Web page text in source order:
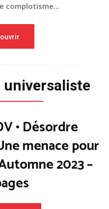
complotisme...
universaliste
• Désordre
menace pour
2023 –